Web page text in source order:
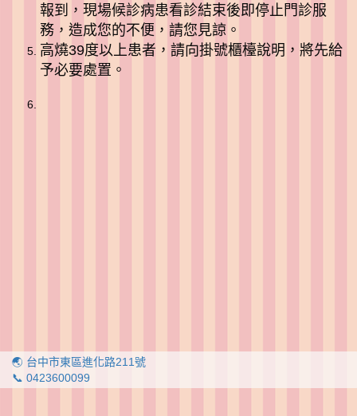
報到，現場候診病患看診結束後即停止門診服
務，造成您的不便，請您見諒。
高燒39度以上患者，請向掛號櫃檯說明，將先給
予必要處置。
🌏 台中市東區進化路211號
📞 0423600099